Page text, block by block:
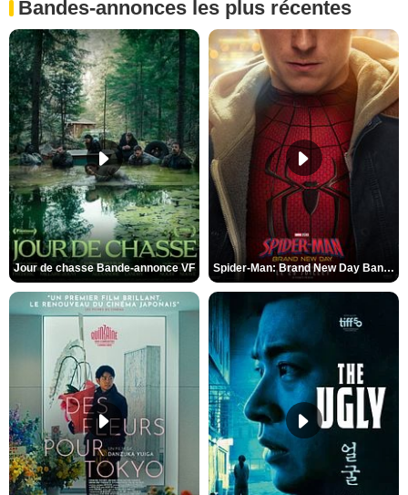
Bandes-annonces les plus récentes
Jour de chasse Bande-annonce VF Spider-Man: Brand New Day Bande-annonce (3) VO STFR